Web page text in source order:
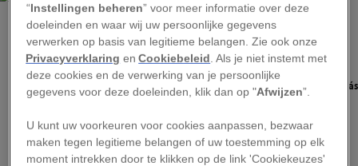
BEN ROBERTS
De lokale bevolking en bezoekers zitten op een muur in Mirador San Nicolás
terwijl de zon ondergaat boven het Alhambra.
Het Alhambra, een groots middeleeuws paleis
dat op de Werelderfgoedlijst van UNESCO staat,
“Instellingen beheren” voor meer informatie over deze
doeleinden en waar wij uw persoonlijke gegevens
verwerken op basis van legitieme belangen. Zie ook onze
Privacyverklaring enCookiebeleid . Als je niet instemt met
deze cookies en de verwerking van je persoonlijke
gegevens voor deze doeleinden, klik dan op "Afwijzen”.
U kunt uw voorkeuren voor cookies aanpassen, bezwaar
maken tegen legitieme belangen of uw toestemming op elk
moment intrekken door te klikken op de link 'Cookiekeuzes'